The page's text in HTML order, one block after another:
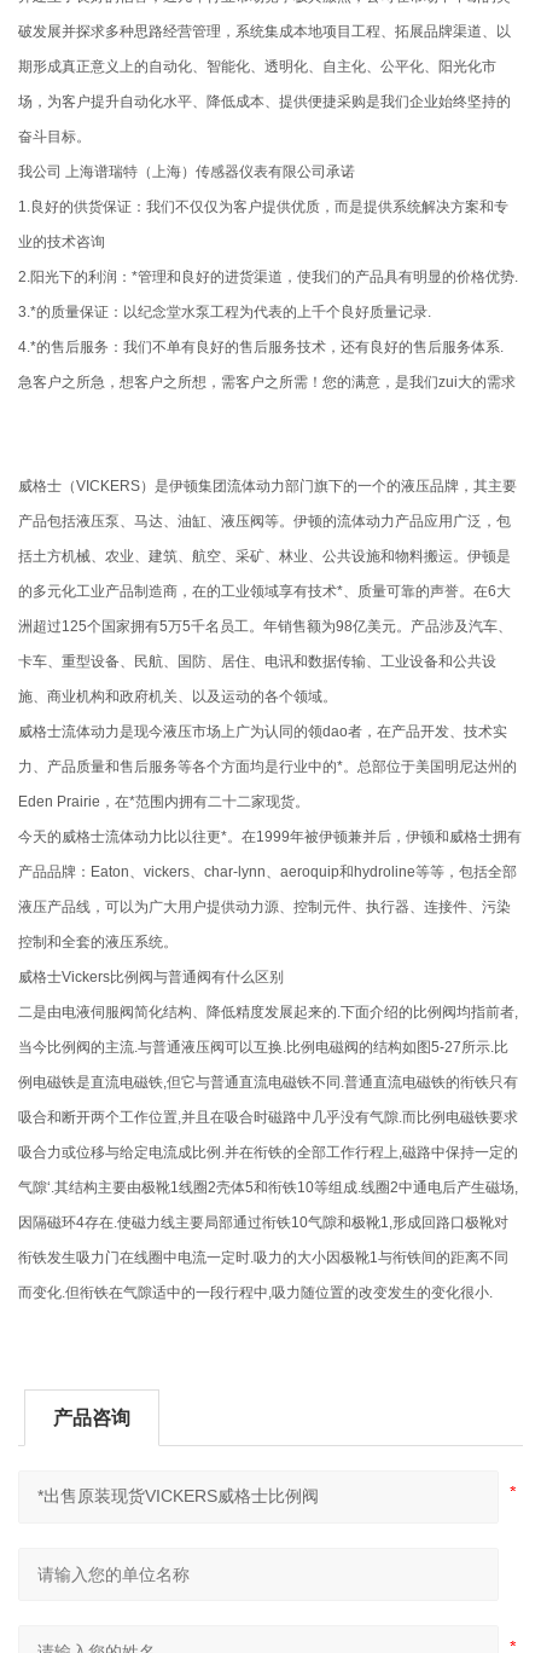
破发展并探求多种思路经营管理，系统集成本地项目工程、拓展品牌渠道、以
期形成真正意义上的自动化、智能化、透明化、自主化、公平化、阳光化市
场，为客户提升自动化水平、降低成本、提供便捷采购是我们企业始终坚持的
奋斗目标。
我公司 上海谱瑞特（上海）传感器仪表有限公司承诺
1.良好的供货保证：我们不仅仅为客户提供优质，而是提供系统解决方案和专
业的技术咨询
2.阳光下的利润：*管理和良好的进货渠道，使我们的产品具有明显的价格优势.
3.*的质量保证：以纪念堂水泵工程为代表的上千个良好质量记录.
4.*的售后服务：我们不单有良好的售后服务技术，还有良好的售后服务体系.
急客户之所急，想客户之所想，需客户之所需！您的满意，是我们zui大的需求
威格士（VICKERS）是伊顿集团流体动力部门旗下的一个的液压品牌，其主要
产品包括液压泵、马达、油缸、液压阀等。伊顿的流体动力产品应用广泛，包
括土方机械、农业、建筑、航空、采矿、林业、公共设施和物料搬运。伊顿是
的多元化工业产品制造商，在的工业领域享有技术*、质量可靠的声誉。在6大
洲超过125个国家拥有5万5千名员工。年销售额为98亿美元。产品涉及汽车、
卡车、重型设备、民航、国防、居住、电讯和数据传输、工业设备和公共设
施、商业机构和政府机关、以及运动的各个领域。
威格士流体动力是现今液压市场上广为认同的领dao者，在产品开发、技术实
力、产品质量和售后服务等各个方面均是行业中的*。总部位于美国明尼达州的
Eden Prairie，在*范围内拥有二十二家现货。
今天的威格士流体动力比以往更*。在1999年被伊顿兼并后，伊顿和威格士拥有
产品品牌：Eaton、vickers、char-lynn、aeroquip和hydroline等等，包括全部
液压产品线，可以为广大用户提供动力源、控制元件、执行器、连接件、污染
控制和全套的液压系统。
威格士Vickers比例阀与普通阀有什么区别
二是由电液伺服阀简化结构、降低精度发展起来的.下面介绍的比例阀均指前者,
当今比例阀的主流.与普通液压阀可以互换.比例电磁阀的结构如图5-27所示.比
例电磁铁是直流电磁铁,但它与普通直流电磁铁不同.普通直流电磁铁的衔铁只有
吸合和断开两个工作位置,并且在吸合时磁路中几乎没有气隙.而比例电磁铁要求
吸合力或位移与给定电流成比例.并在衔铁的全部工作行程上,磁路中保持一定的
气隙‘.其结构主要由极靴1线圈2壳体5和衔铁10等组成.线圈2中通电后产生磁场,
因隔磁环4存在.使磁力线主要局部通过衔铁10气隙和极靴1,形成回路口极靴对
衔铁发生吸力门在线圈中电流一定时.吸力的大小因极靴1与衔铁间的距离不同
而变化.但衔铁在气隙适中的一段行程中,吸力随位置的改变发生的变化很小.
产品咨询